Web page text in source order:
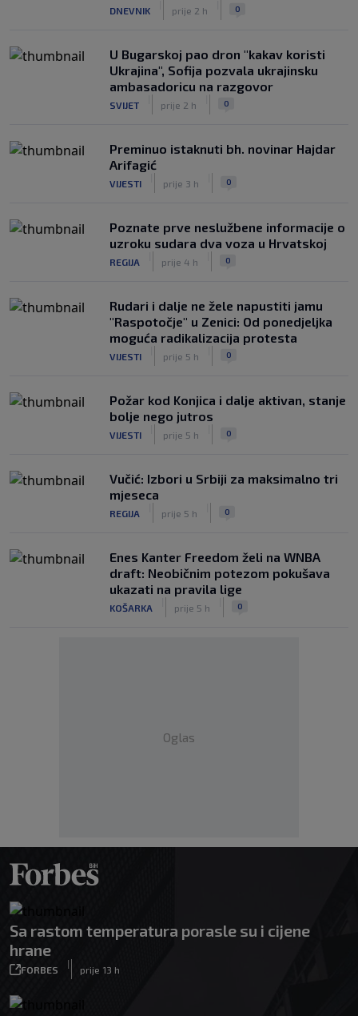
Infantino nekada poručivao: "Novac
NOGOMET
|
prije 5 h
|
DNEVNIK prije 2 h 0
U Bugarskoj pao dron "kakav koristi
Ukrajina", Sofija pozvala ukrajinsku
ambasadoricu na razgovor
SVIJET prije 2 h 0
Preminuo istaknuti bh. novinar Hajdar
Arifagić
VIJESTI prije 3 h 0
Poznate prve neslužbene informacije o
uzroku sudara dva voza u Hrvatskoj
REGIJA prije 4 h 0
Rudari i dalje ne žele napustiti jamu
"Raspotočje" u Zenici: Od ponedjeljka
moguća radikalizacija protesta
VIJESTI prije 5 h 0
Požar kod Konjica i dalje aktivan, stanje
bolje nego jutros
VIJESTI prije 5 h 0
Vučić: Izbori u Srbiji za maksimalno tri
mjeseca
REGIJA prije 5 h 0
Enes Kanter Freedom želi na WNBA
draft: Neobičnim potezom pokušava
ukazati na pravila lige
KOŠARKA prije 5 h 0
Oglas
Sa rastom temperatura porasle su i cijene
hrane
FORBES
|
prije 13 h